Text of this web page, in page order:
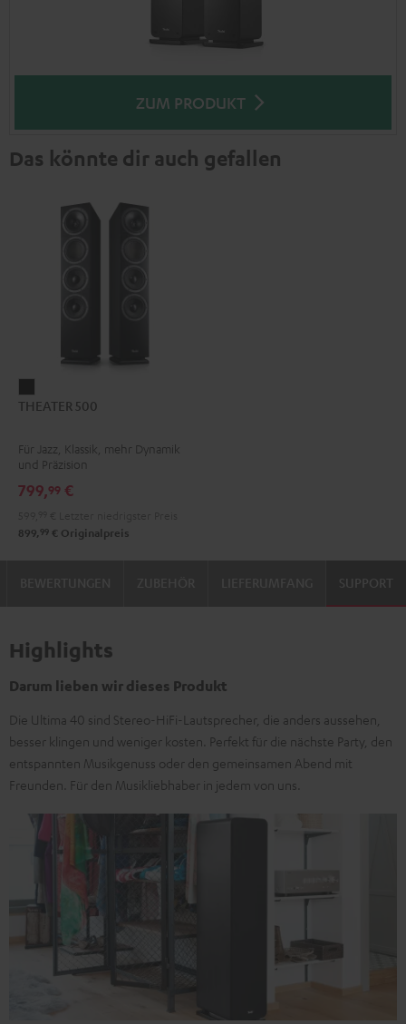
ZUM PRODUKT
Das könnte dir auch gefallen
500
THEATER 500
Für Jazz, Klassik, mehr Dynamik
und Präzision
799,99 €
899, 99 € Originalpreis
SUPPORT
Highlights
Darum lieben wir dieses Produkt
Die Ultima 40 sind Stereo-HiFi-Lautsprecher, die anders aussehen,
besser klingen und weniger kosten. Perfekt für die nächste Party, den
entspannten Musikgenuss oder den gemeinsamen Abend mit
Freunden. Für den Musikliebhaber in jedem von uns.